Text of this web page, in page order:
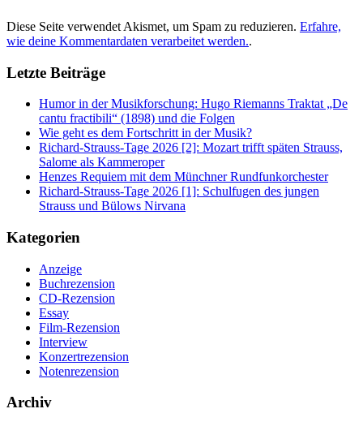
Diese Seite verwendet Akismet, um Spam zu reduzieren. Erfahre,
wie deine Kommentardaten verarbeitet werden..
Letzte Beiträge
Humor in der Musikforschung: Hugo Riemanns Traktat „De
cantu fractibili“ (1898) und die Folgen
Wie geht es dem Fortschritt in der Musik?
Richard-Strauss-Tage 2026 [2]: Mozart trifft späten Strauss,
Salome als Kammeroper
Henzes Requiem mit dem Münchner Rundfunkorchester
Richard-Strauss-Tage 2026 [1]: Schulfugen des jungen
Strauss und Bülows Nirvana
Kategorien
Anzeige
Buchrezension
CD-Rezension
Essay
Film-Rezension
Interview
Konzertrezension
Notenrezension
Archiv